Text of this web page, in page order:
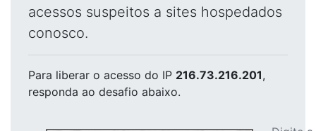
acessos suspeitos a sites hospedados
conosco.
Para liberar o acesso do IP 216.73.216.201,
responda ao desafio abaixo.